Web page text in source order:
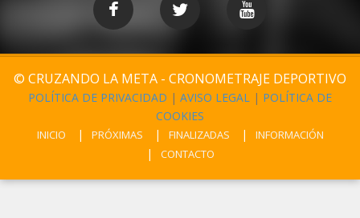
© CRUZANDO LA META - CRONOMETRAJE DEPORTIVO
POLÍTICA DE PRIVACIDAD | AVISO LEGAL | POLÍTICA DE
COOKIES
INICIO PRÓXIMAS FINALIZADAS
INFORMACIÓN
CONTACTO